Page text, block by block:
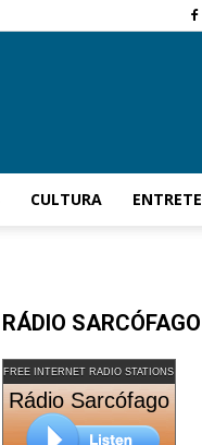
CULTURA
RÁDIO
FREE INTERNET RADIO STATIONS
Rádio Sarcófago